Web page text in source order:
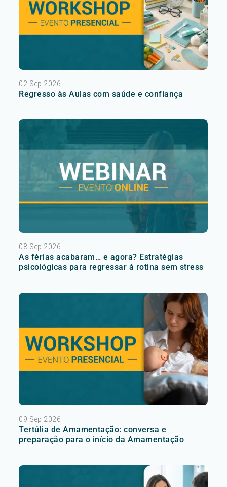
02 Sep 2026
Regresso às Aulas com saúde e confiança
08 Sep 2026
As férias acabaram… e agora? Estratégias
psicológicas para regressar à rotina sem stress
09 Sep 2026
Tertúlia de Amamentação: conversa e
preparação para o início da Amamentação